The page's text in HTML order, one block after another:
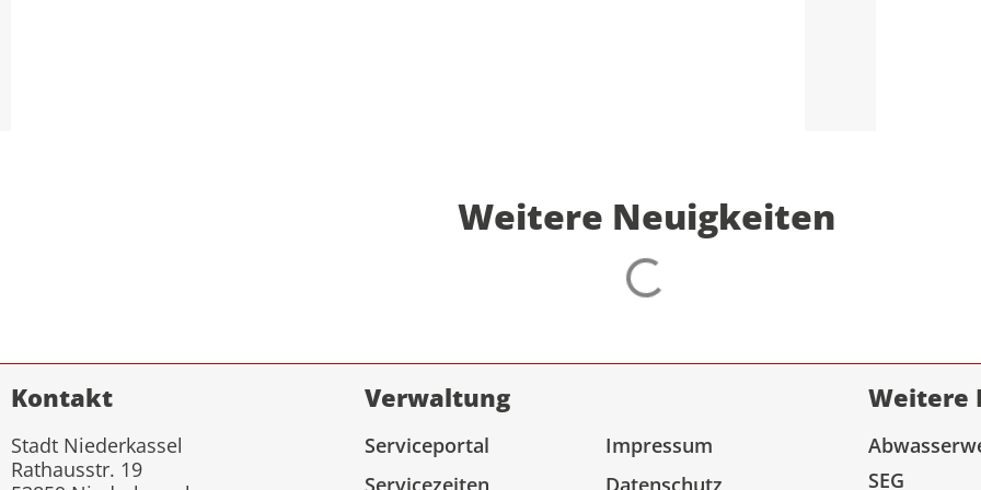
Weitere Neuigkeiten
Kontakt
Stadt Niederkassel
Rathausstr. 19
Verwaltung
Serviceportal
Servicezeiten
Impressum
Datenschutz
Weitere
SEG